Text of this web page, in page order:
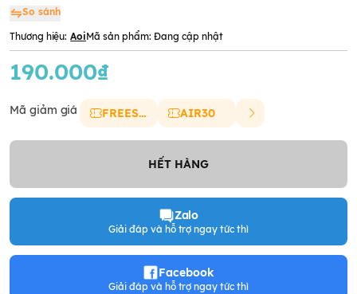
So sánh
Thương hiệu: AoiMã sản phẩm: Đang cập nhật
190.000₫
Mã giảm giá FREESHIP AIR30
HẾT HÀNG
Zalo
Giải đáp và hỗ trợ ngay tức thì
Facebook
Giải đáp và hỗ trợ ngay tức thì